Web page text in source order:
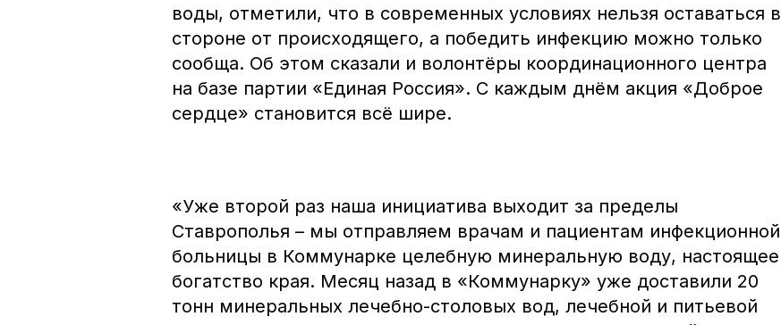
воды, отметили, что в современных условиях нельзя оставаться в
стороне от происходящего, а победить инфекцию можно только
сообща. Об этом сказали и волонтёры координационного центра
на базе партии «Единая Россия». С каждым днём акция «Доброе
сердце» становится всё шире.
«Уже второй раз наша инициатива выходит за пределы
Ставрополья – мы отправляем врачам и пациентам инфекционной
больницы в Коммунарке целебную минеральную воду, настоящее
богатство края. Месяц назад в «Коммунарку» уже доставили 20
тонн минеральных лечебно-столовых вод, лечебной и питьевой